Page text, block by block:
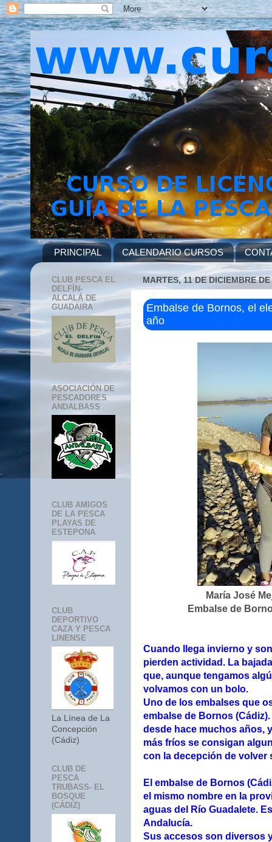
PRINCIPAL CALENDARIO CURSOS
MARTES, 11 DE DICIEMBRE
Embalse de Bornos, el
año
María José
Embalse de
Cuando llega invierno y
pierden actividad. La
que, aunque tengamos
volvamos con un bolo.
Uno de los embalses que
embalse de Bornos
desde hace muchos años,
más fríos se consigan
con la decepción de volver
El embalse de Bornos
el mismo nombre en la
aguas del Río Guadalete.
Andalucía.
Sus accesos son diversos
CLUB PESCA EL
DELFÍN-
ALCALÁ DE
GUADAIRA
ASOCIACIÓN DE
PESCADORES
ANDALBASS
CLUB AMIGOS
DE LA PESCA
PLAYAS DE
ESTEPONA
CLUB
DEPORTIVO
CAZA Y PESCA
LINENSE
La Línea de La
Concepción
(Cádiz)
CLUB DE
PESCA
TRUBASS- EL
BOSQUE
(CÁDIZ)